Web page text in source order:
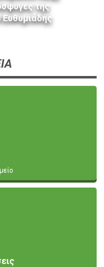
της
Ευθυμιάδης